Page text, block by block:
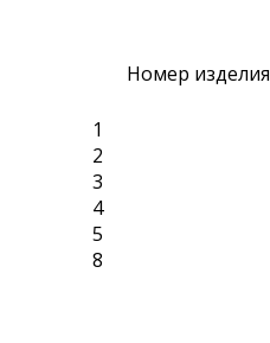
Номер изделия
1
2
3
4
5
8